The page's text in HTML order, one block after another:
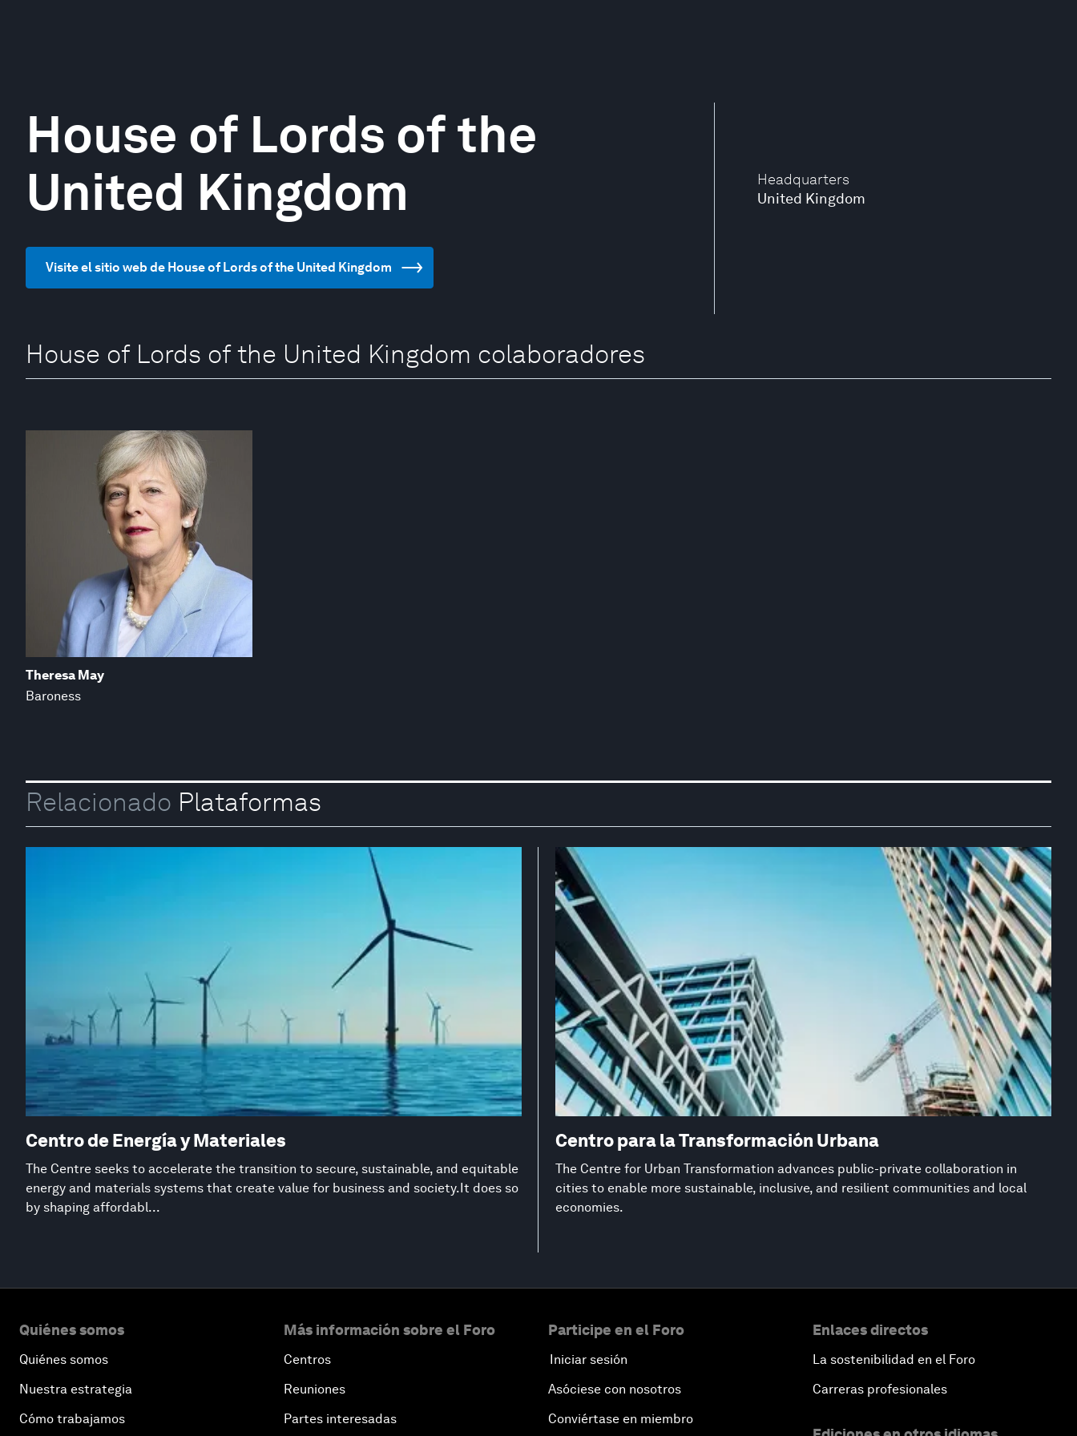
Headquarters
United Kingdom
House of Lords of the
United Kingdom
Visite el sitio web de House of Lords of the United Kingdom
House of Lords of the United Kingdom colaboradores
Theresa May
Baroness
Relacionado Plataformas
Centro de Energía y Materiales
The Centre seeks to accelerate the transition to secure, sustainable, and equitable
energy and materials systems that create value for business and society.It does so
by shaping affordabl...
Centro para la Transformación Urbana
The Centre for Urban Transformation advances public-private collaboration in
cities to enable more sustainable, inclusive, and resilient communities and local
economies.
Quiénes somos
Quiénes somos
Nuestra estrategia
Cómo trabajamos
Más información sobre el Foro
Centros
Reuniones
Partes interesadas
Participe en el Foro
Iniciar sesión
Asóciese con nosotros
Conviértase en miembro
Enlaces directos
La sostenibilidad en el Foro
Carreras profesionales